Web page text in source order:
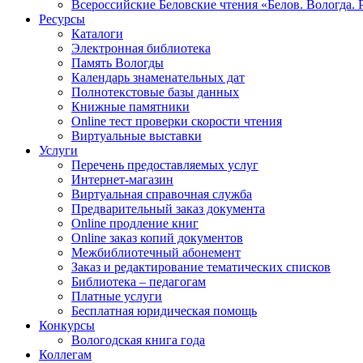
Всероссийские Беловские чтения «Белов. Вологда.
Ресурсы
Каталоги
Электронная библиотека
Память Вологды
Календарь знаменательных дат
Полнотекстовые базы данных
Книжные памятники
Online тест проверки скорости чтения
Виртуальные выставки
Услуги
Перечень предоставляемых услуг
Интернет-магазин
Виртуальная справочная служба
Предварительный заказ документа
Online продление книг
Online заказ копий документов
Межбиблиотечный абонемент
Заказ и редактирование тематических списков
Библиотека – педагогам
Платные услуги
Бесплатная юридическая помощь
Конкурсы
Вологодская книга года
Коллегам